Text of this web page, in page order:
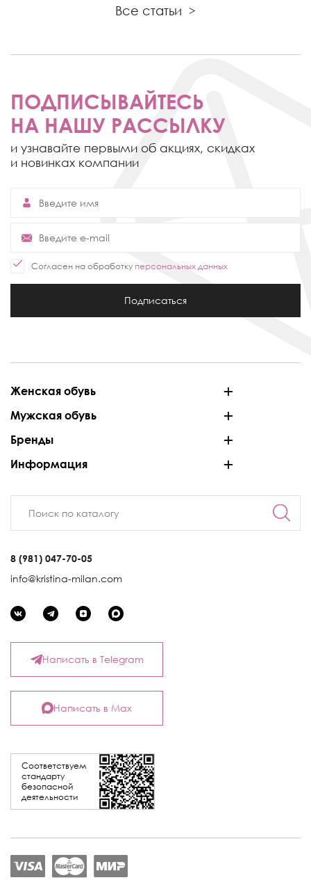
Все статьи >
ПОДПИСЫВАЙТЕСЬ
НА НАШУ РАССЫЛКУ
и узнавайте первыми об акциях, скидках
и новинках компании
Согласен на обработку персональных данных
Подписаться
Женская обувь
Мужская обувь
Бренды
Информация
8 (981) 047-70-05
info@kristina-milan.com
Соответствуем
стандарту
безопасной
деятельности
Написать в Telegram
Написать в Max